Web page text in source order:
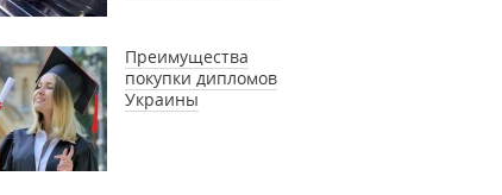
Преимущества
покупки дипломов
Украины